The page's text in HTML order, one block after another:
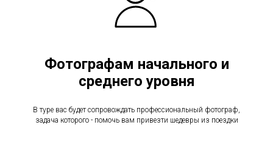
Фотографам начального и
среднего уровня
В туре вас будет сопровождать профессиональный фотограф,
задача которого - помочь вам привезти шедевры из поездки